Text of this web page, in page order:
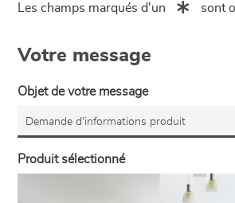
Les champs marqués d'un sont
Votre message
Objet de votre message
Produit sélectionné